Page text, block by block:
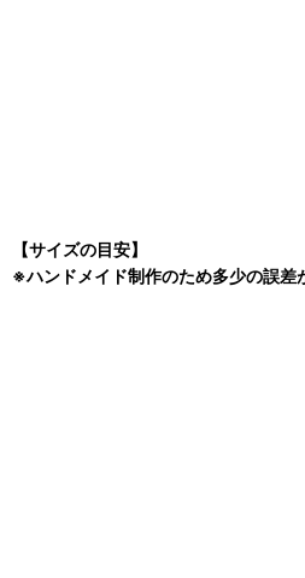
【サイズの目安】
※ハンドメイド制作のため多少の誤差